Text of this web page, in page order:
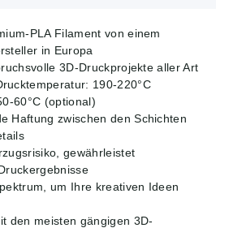
PLA Filament von einem
in Europa
3D-Druckprojekte aller Art
190-220°C
60°C (optional)
Haftung zwischen den Schichten
gewährleistet
um Ihre kreativen Ideen
den meisten gängigen 3D-